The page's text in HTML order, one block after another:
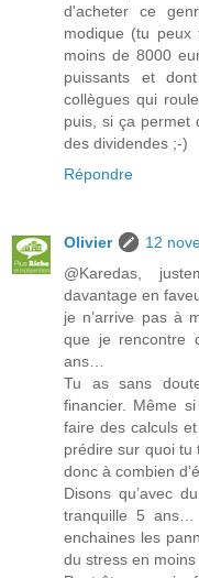
d'acheter ce
modique (tu
moins de 8000
puissants et
collègues qui
puis, si ça permet
des dividendes ;-)
Répondre
Olivier
12
@Karedas,
davantage en
je n’arrive pas à
que je rencontre
ans…
Tu as sans
financier. Même
faire des calculs
prédire sur quoi tu
donc à combien
Disons qu’avec
tranquille 5 ans…
enchaines les
du stress en